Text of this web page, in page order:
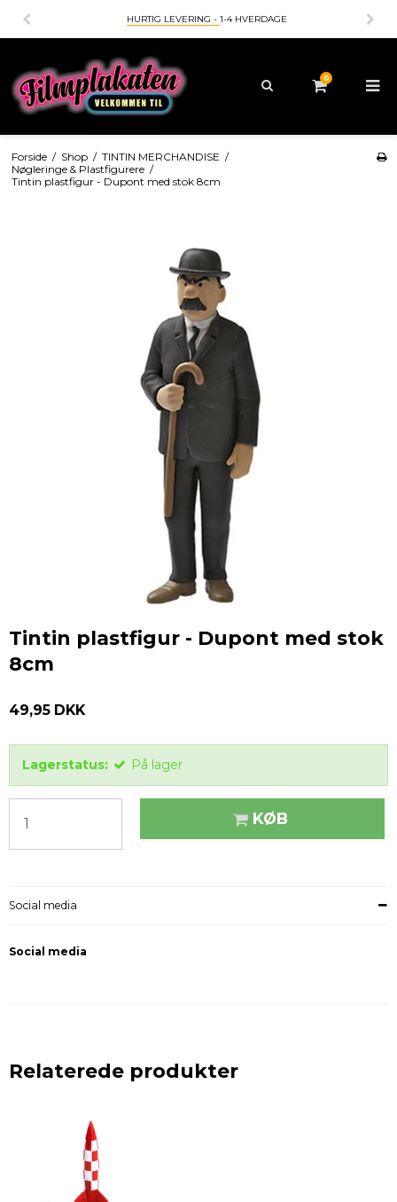
HURTIG LEVERING - 1-4 HVERDAGE
0
Forside / Shop / TINTIN MERCHANDISE /
Nøgleringe & Plastfigurere /
Tintin plastfigur - Dupont med stok 8cm
Tintin plastfigur - Dupont med stok
8cm
49,95 DKK
Lagerstatus: På lager
KØB
Social media
Social media
Relaterede produkter